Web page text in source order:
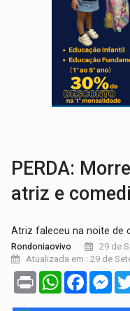
ACABOU
VÍDEO:
BOLSAS
MATERIAL:
PERDA:
atriz e
Atriz faleceu na noite de
Rondoniaovivo
29 de
Atualizada em : 29 de
Print WhatsApp